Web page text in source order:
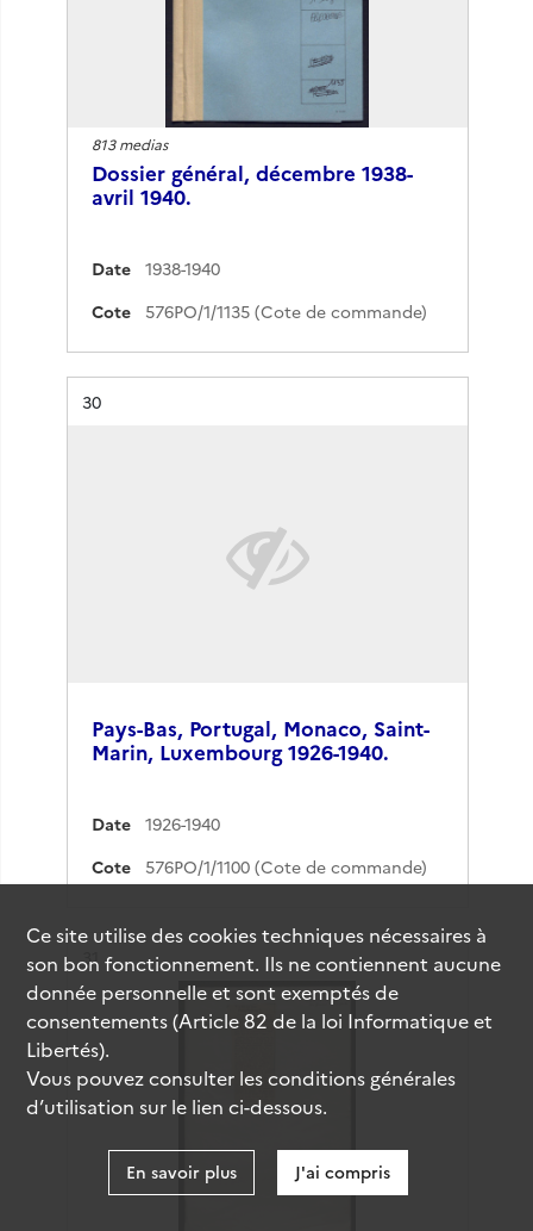
813 medias
Dossier général, décembre 1938-
avril 1940.
Date
1938-1940
Cote
576PO/1/1135 (Cote de commande)
Résultat n°
30
Pays-Bas, Portugal, Monaco, Saint-
Marin, Luxembourg 1926-1940.
Date
1926-1940
Cote
576PO/1/1100 (Cote de commande)
Résultat n°
31
Ce site utilise descookiestechniques nécessaires à
son bon fonctionnement. Ils ne contiennent aucune
donnée personnelle et sont exemptés de
consentements (Article 82 de la loi Informatique et
Libertés).
Vous pouvez consulter les conditions générales
d’utilisation sur le lien ci-dessous.
En savoir plus J'ai compris